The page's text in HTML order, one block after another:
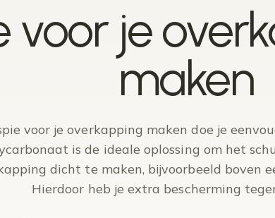
voor je
maken
voor je overkapping maken doe je
is de ideale oplossing om het
dicht te maken, bijvoorbeeld boven
Hierdoor heb je extra bescherming